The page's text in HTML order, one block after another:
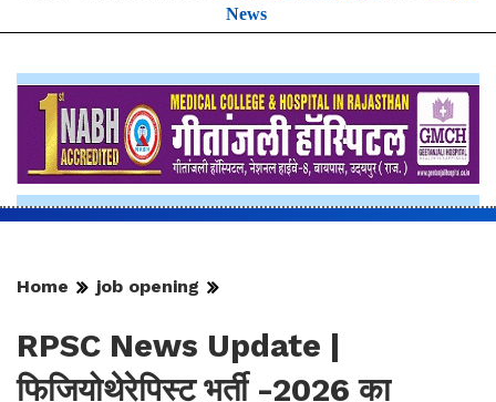
News
Home job opening
RPSC News Update |
फिजियोथेरेपिस्ट भर्ती -2026 का